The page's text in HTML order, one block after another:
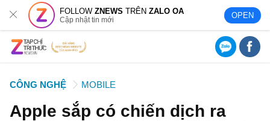
FOLLOWZNEWS TRÊNZALO OA
Cập nhật tin mới OPEN
CÔNG NGHỆ MOBILE
Apple sắp có chiến dịch ra